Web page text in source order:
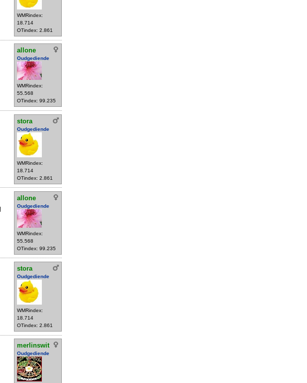
WMRindex:
18.714
OTindex: 2.861
allone
Oudgediende
WMRindex:
55.568
OTindex: 99.235
stora
Oudgediende
WMRindex:
18.714
OTindex: 2.861
allone
Oudgediende
WMRindex:
55.568
OTindex: 99.235
stora
Oudgediende
WMRindex:
18.714
OTindex: 2.861
merlinswit
Oudgediende